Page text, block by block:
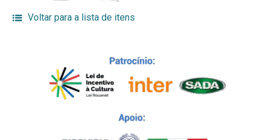
Voltar para a lista de itens